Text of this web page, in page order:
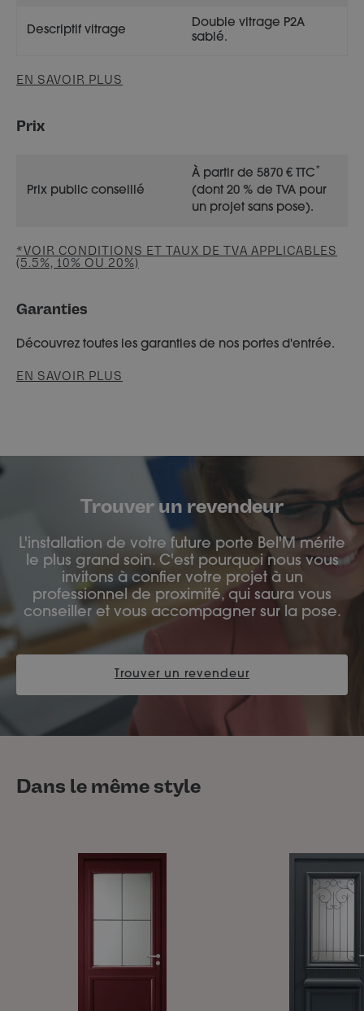
Descriptif vitrage
Double vitrage P2A
sablé.
EN SAVOIR PLUS
Prix
Prix public conseillé
À partir de 5870 € TTC *
(dont 20 % de TVA pour
un projet sans pose).
*VOIR CONDITIONS ET TAUX DE TVA APPLICABLES
(5.5%, 10% OU 20%)
Garanties
Découvrez toutes les garanties de nos portes d'entrée.
EN SAVOIR PLUS
Trouver un revendeur
L'installation de votre future porte Bel'M mérite
le plus grand soin. C'est pourquoi nous vous
invitons à confier votre projet à un
professionnel de proximité, qui saura vous
conseiller et vous accompagner sur la pose.
Trouver un revendeur
Dans le même style